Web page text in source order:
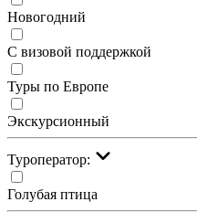
Новогодний
С визовой поддержкой
Туры по Европе
Экскурсионный
Туроператор:
Голубая птица